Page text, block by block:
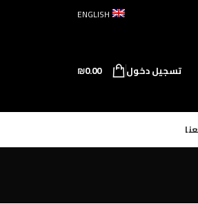
ENGLISH
تسجيل دخول ₪0.00